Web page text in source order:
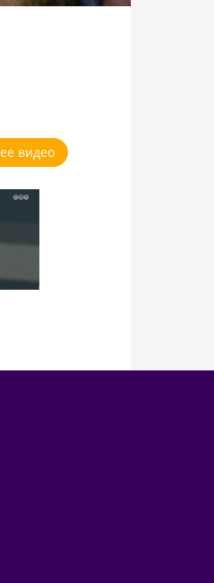
видео